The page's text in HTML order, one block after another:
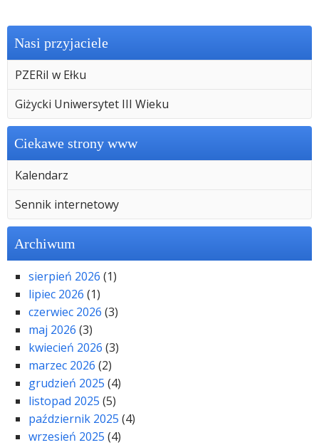
Nasi przyjaciele
PZERiI w Ełku
Giżycki Uniwersytet III Wieku
Ciekawe strony www
Kalendarz
Sennik internetowy
Archiwum
sierpień 2026 (1)
lipiec 2026 (1)
czerwiec 2026 (3)
maj 2026 (3)
kwiecień 2026 (3)
marzec 2026 (2)
grudzień 2025 (4)
listopad 2025 (5)
październik 2025 (4)
wrzesień 2025 (4)